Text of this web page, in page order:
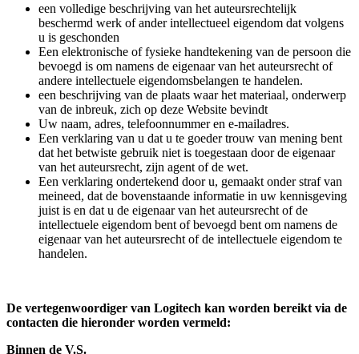
een volledige beschrijving van het auteursrechtelijk
beschermd werk of ander intellectueel eigendom dat volgens
u is geschonden
Een elektronische of fysieke handtekening van de persoon die
bevoegd is om namens de eigenaar van het auteursrecht of
andere intellectuele eigendomsbelangen te handelen.
een beschrijving van de plaats waar het materiaal, onderwerp
van de inbreuk, zich op deze Website bevindt
Uw naam, adres, telefoonnummer en e-mailadres.
Een verklaring van u dat u te goeder trouw van mening bent
dat het betwiste gebruik niet is toegestaan door de eigenaar
van het auteursrecht, zijn agent of de wet.
Een verklaring ondertekend door u, gemaakt onder straf van
meineed, dat de bovenstaande informatie in uw kennisgeving
juist is en dat u de eigenaar van het auteursrecht of de
intellectuele eigendom bent of bevoegd bent om namens de
eigenaar van het auteursrecht of de intellectuele eigendom te
handelen.
De vertegenwoordiger van Logitech kan worden bereikt via de
contacten die hieronder worden vermeld:
Binnen de V.S.